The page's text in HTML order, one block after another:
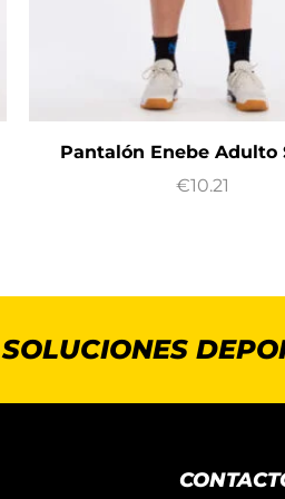
Pantalón Enebe Adulto
€10.21
SOLUCIONES